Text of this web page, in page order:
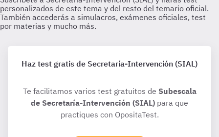
Haz test gratis de Secretaría-Intervención (SIAL)
Te facilitamos varios test gratuitos de Subescala
de Secretaría-Intervención (SIAL) para que
practiques con OpositaTest.